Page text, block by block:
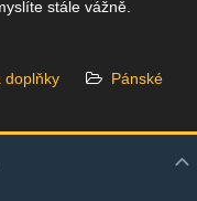
stále vážně.
doplňky
Pánské